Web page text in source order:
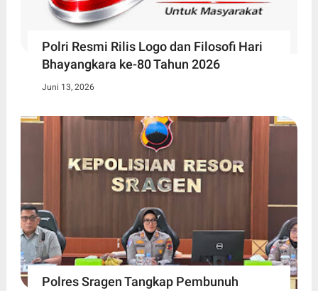
Polri Resmi Rilis Logo dan Filosofi Hari
Bhayangkara ke-80 Tahun 2026
Juni 13, 2026
Polres Sragen Tangkap Pembunuh